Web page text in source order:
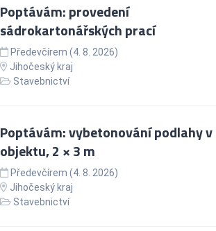
Poptávám: provedení
sádrokartonářských prací
Předevčírem (4. 8. 2026)
Jihočeský kraj
Stavebnictví
Poptávám: vybetonování podlahy v
objektu, 2 × 3 m
Předevčírem (4. 8. 2026)
Jihočeský kraj
Stavebnictví